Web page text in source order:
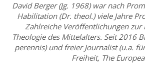
David Berger (Jg. 1968) war nach
Habilitation (Dr. theol.) viele Jahre
Zahlreiche Veröffentlichungen zur
Theologie des Mittelalters. Seit 2016
perennis) und freier Journalist (u.a.
Freiheit, The